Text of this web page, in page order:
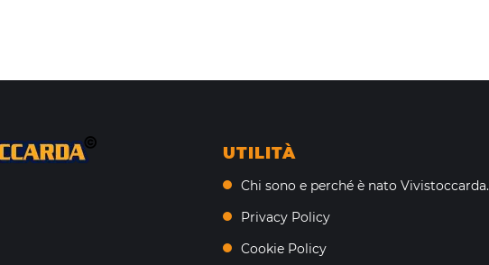
UTILITÀ
Chi sono e perché è nato Vivistoccarda.
Privacy Policy
Cookie Policy